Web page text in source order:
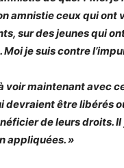
amnistie ceux qui
sur des jeunes qui
Moi je suis contre
à voir maintenant avec
devraient être libérés
de leurs droits. Il
appliquées. »